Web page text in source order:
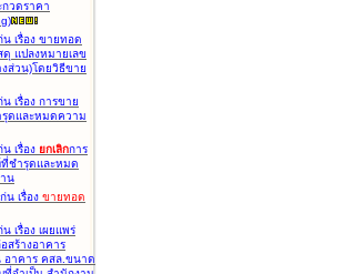
กวดราคา
)
เรื่อง ขายทอด
แปลงหมายเลข
ส่วน)โดยวิธีขาย
เรื่อง การขาย
ดและหมดความ
เรื่อง ยกเลิกการ
ชำรุดและหมด
น
น เรื่อง ขายทอด
เรื่อง เผยแพร่
สร้างอาคาร
อาคาร คสล.ขนาด